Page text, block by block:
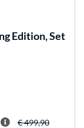
Edition, Set
€ 499,90